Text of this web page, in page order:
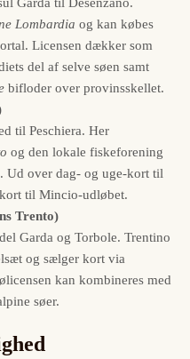
Lombardia og kan købes
Licensen dækker som
del af selve søen samt
bifloder over provinsskellet.
til Peschiera. Her
og den lokale fiskeforening
Ud over dag- og uge-kort til
til Mincio-udløbet.
Trento)
Garda og Torbole. Trentino
og sælger kort via
kan kombineres med
søer.